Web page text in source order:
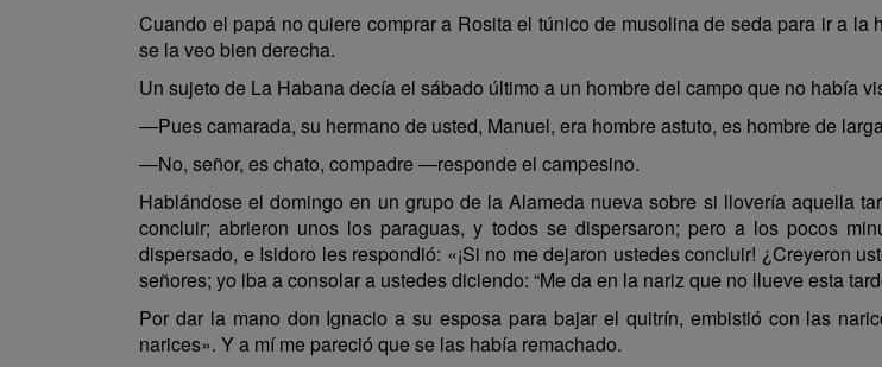
Cuando el papá no quiere comprar a Rosita el túnico de musolina de seda para ir a
se la veo bien derecha.
Un sujeto de La Habana decía el sábado último a un hombre del campo que no había
—Pues camarada, su hermano de usted, Manuel, era hombre astuto, es hombre de
—No, señor, es chato, compadre —responde el campesino.
Hablándose el domingo en un grupo de la Alameda nueva sobre si llovería aquella
concluir; abrieron unos los paraguas, y todos se dispersaron; pero a los pocos
dispersado, e Isidoro les respondió: «¡Si no me dejaron ustedes concluir! ¿Creyeron
señores; yo iba a consolar a ustedes diciendo: “Me da en la nariz que no llueve esta
Por dar la mano don Ignacio a su esposa para bajar el quitrín, embistió con las
narices». Y a mí me pareció que se las había remachado.